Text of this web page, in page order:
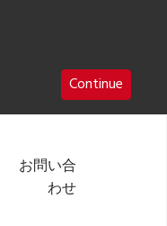
Continue
お問い合
わせ